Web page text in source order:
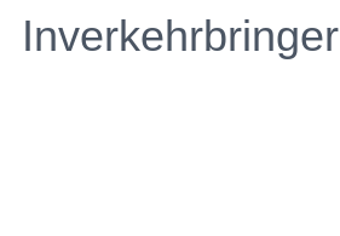
Inverkehrbringer